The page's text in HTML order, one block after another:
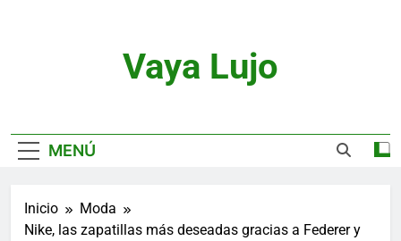
Vaya Lujo
MENÚ
Inicio
Moda
Nike, las zapatillas más deseadas gracias a Federer y